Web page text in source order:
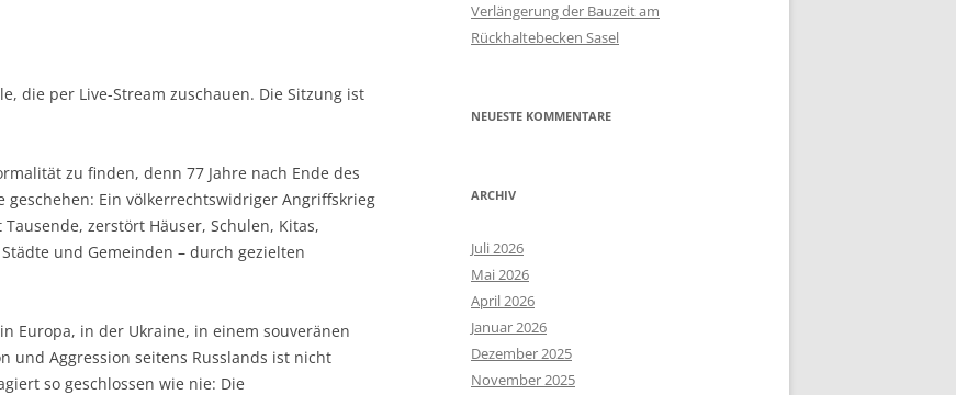
die per Live-Stream zuschauen. Die Sitzung ist
zu finden, denn 77 Jahre nach Ende des
Ein völkerrechtswidriger Angriffskrieg
zerstört Häuser, Schulen, Kitas,
und Gemeinden – durch gezielten
Europa, in der Ukraine, in einem souveränen
und Aggression seitens Russlands ist nicht
so geschlossen wie nie: Die
Verlängerung der Bauzeit am
Rückhaltebecken Sasel
NEUESTE KOMMENTARE
ARCHIV
Juli 2026
Mai 2026
April 2026
Januar 2026
Dezember 2025
November 2025